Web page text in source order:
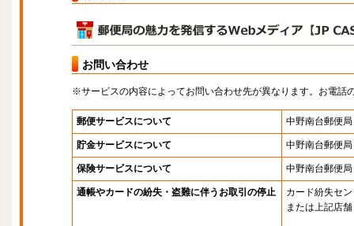
お問い合わせ
※サービスの内容によってお問い合わせ先が異なります。お電話
郵便サービスについて 中野南台郵便局
貯金サービスについて 中野南台郵便局
保険サービスについて 中野南台郵便局
通帳やカードの紛失・盗難に伴うお取引の停止
カード紛失セ
または上記店舗